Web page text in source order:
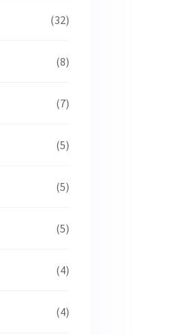
(32)
(8)
(7)
(5)
(5)
(5)
(4)
(4)